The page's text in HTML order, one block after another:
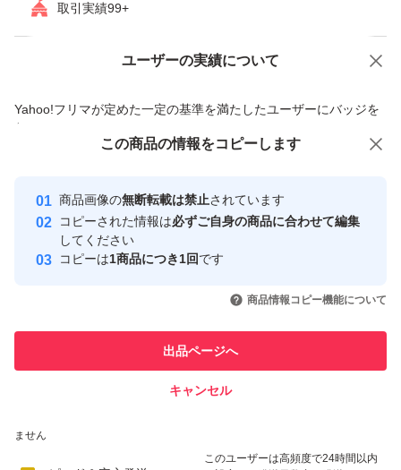
取引実績99+
ユーザーの実績について
Yahoo!フリマが定めた一定の基準を満たしたユーザーにバッジを
付与しています
安心取引出品者
心・安全なユーザーです
取引実績
引を完了させた実績があります
での取引実績があります
ません
このユーザーは高頻度で24時間以内
価格の相談 商品への質問
この商品の情報をコピーします
商品画像の無断転載は禁止されています
コピーされた情報は必ずご自身の商品に合わせて編集
してください
コピーは1商品につき1回です
商品情報コピー機能について
出品ページへ
キャンセル
この商品をみている人にオススメ